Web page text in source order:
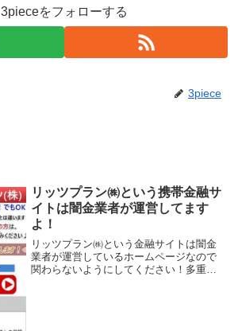
3pieceをフォローする
3piece
リッツプラン㈱という携帯金融サ
イトは闇金業者が運営してます
よ！
リッツプラン㈱という金融サイトは闇金
業者が運営しているホームページなので
関わらないようにしてください！多重債